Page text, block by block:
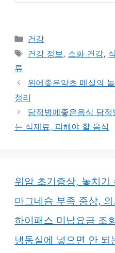
카
테
건강
태
건강 정보, 소화 건강,
류
위에좋은약초 매실의
정리
담적병에좋은음식 담
는 식재료, 피해야 할 음식
위암 초기증상, 놓치기
마그네슘 부족 증상,
하이패스 미납요금 조
냉동실에 넣으면 안 되